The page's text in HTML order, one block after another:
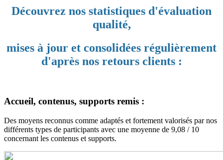
Découvrez nos statistiques d'évaluation
qualité,
mises à jour et consolidées régulièrement
d'après nos retours clients :
Accueil, contenus, supports remis :
Des moyens reconnus comme adaptés et fortement valorisés par nos
différents types de participants avec une moyenne de 9,08 / 10
concernant les contenus et supports.